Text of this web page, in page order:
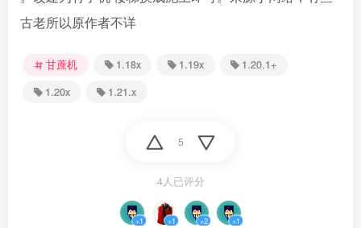
古老所以原作者不详
甘蔗机 1.18x 1.19x
1.20.1+
1.20x
1.21.x
5
4人已评分
+1 +1 +2 +1